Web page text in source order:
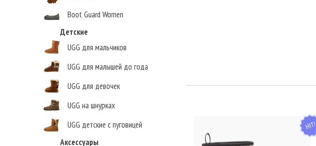
Boot Guard Women
Детские
UGG для мальчиков
UGG для малышей до года
UGG для девочек
UGG на шнурках
UGG детские с пуговицей
Аксессуары
HIT